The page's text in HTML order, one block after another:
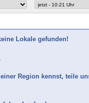
Lokale gefunden!
Region kennst, teile